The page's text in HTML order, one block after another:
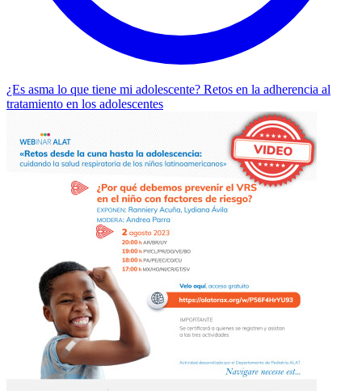
¿Es asma lo que tiene mi adolescente? Retos en la adherencia al
tratamiento en los adolescentes